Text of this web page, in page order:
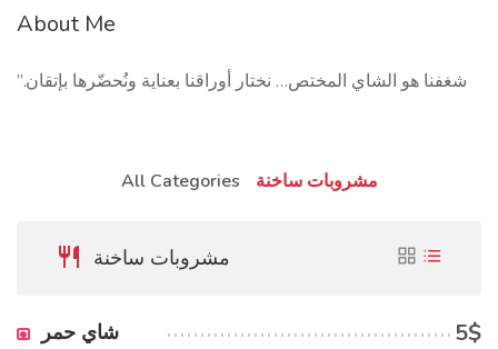
About Me
شغفنا هو الشاي المختص… نختار أوراقنا بعناية ونُحضّرها بإتقان.”
All Categories مشروبات ساخنة
مشروبات ساخنة
شاي حمر 5$